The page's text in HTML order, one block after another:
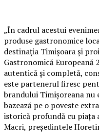
„În cadrul acestui
produse gastronomice
destinația Timișoara și
Gastronomică Europeană
autentică și completă,
este partenerul firesc
brandului Timișoreana nu
bazează pe o poveste
istorică profundă cu piața
Macri, președintele